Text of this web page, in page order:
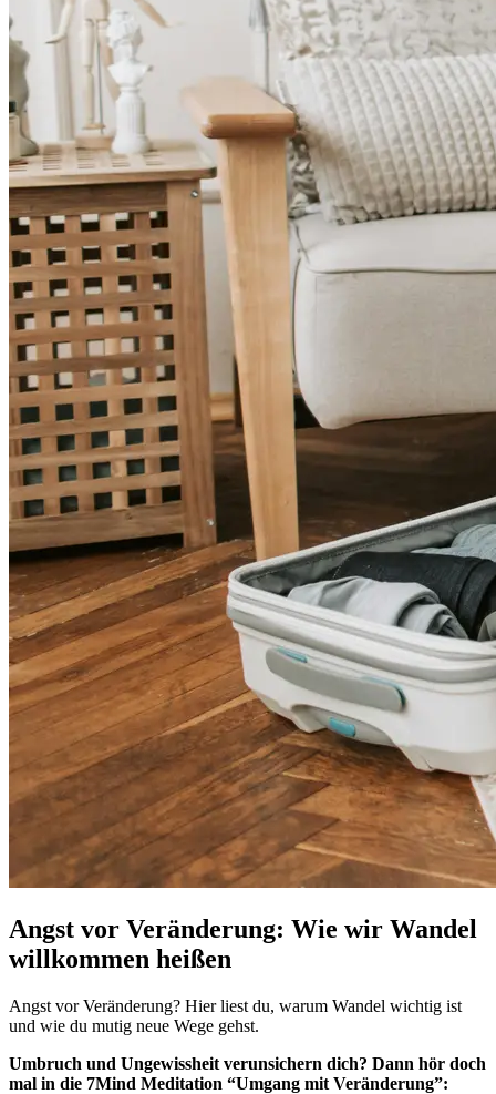
Angst vor Veränderung: Wie wir Wandel
willkommen heißen
Angst vor Veränderung? Hier liest du, warum Wandel wichtig ist
und wie du mutig neue Wege gehst.
Umbruch und Ungewissheit verunsichern dich? Dann hör doch
mal in die 7Mind Meditation “Umgang mit Veränderung”: